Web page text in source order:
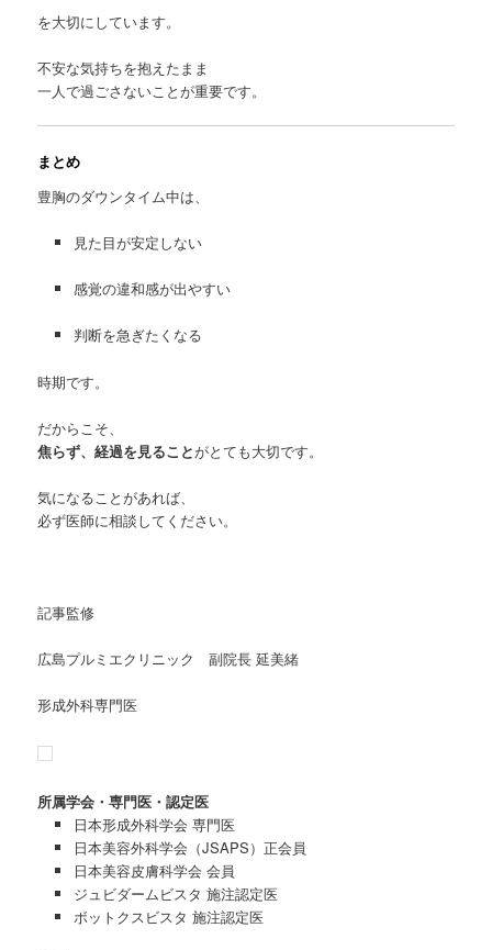
を大切にしています。
不安な気持ちを抱えたまま
一人で過ごさないことが重要です。
まとめ
豊胸のダウンタイム中は、
見た目が安定しない
感覚の違和感が出やすい
判断を急ぎたくなる
時期です。
だからこそ、
焦らず、経過を見ることがとても大切です。
気になることがあれば、
必ず医師に相談してください。
記事監修
広島プルミエクリニック 副院長 延美緒
形成外科専門医
所属学会・専門医・認定医
日本形成外科学会 専門医
日本美容外科学会（JSAPS）正会員
日本美容皮膚科学会 会員
ジュビダームビスタ 施注認定医
ボットクスビスタ 施注認定医